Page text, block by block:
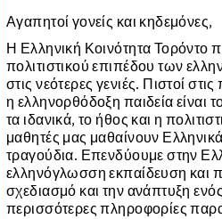
Αγαπητοί γονείς και κηδεμόνες,
Η Ελληνική Κοινότητα Τορόντο
πολιτιστικού επιπέδου των
στις νεότερες γενιές. Πιστοί
η ελληνορθόδοξη παιδεία είναι
τα ιδανικά, το ήθος και η
μαθητές μας μαθαίνουν
τραγούδια. Επενδύουμε στην
ελληνόγλωσση εκπαίδευση και
σχεδιασμό και την ανάπτυξη
περισσότερες πληροφορίες